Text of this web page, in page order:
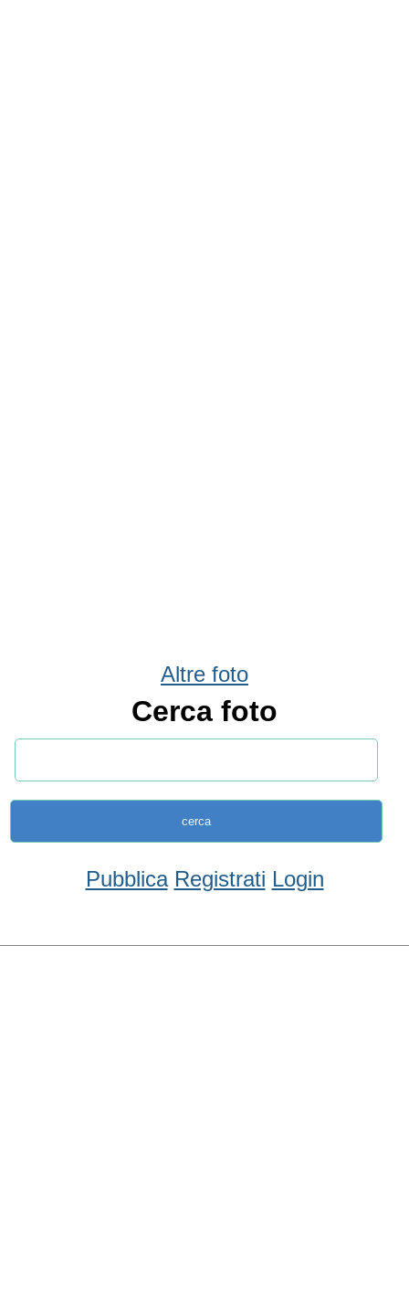
Altre foto
Cerca foto
Pubblica Registrati Login
Condividi
Facebook
WhatsApp
TwitterEmail